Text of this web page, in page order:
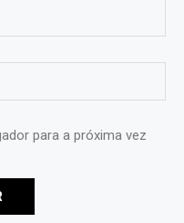
para a próxima vez